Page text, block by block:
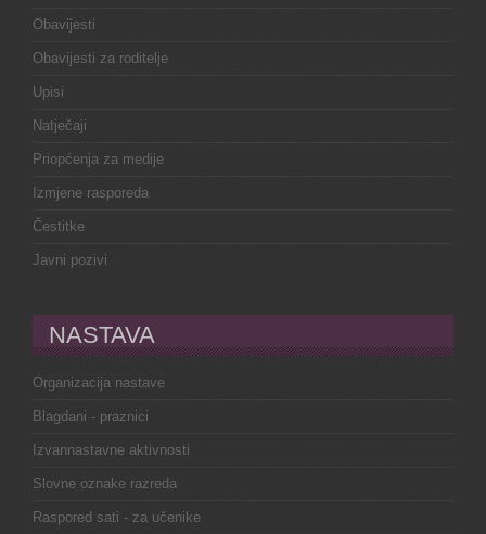
Obavijesti
Obavijesti za roditelje
Upisi
Natječaji
Priopćenja za medije
Izmjene rasporeda
Čestitke
Javni pozivi
NASTAVA
Organizacija nastave
Blagdani - praznici
Izvannastavne aktivnosti
Slovne oznake razreda
Raspored sati - za učenike